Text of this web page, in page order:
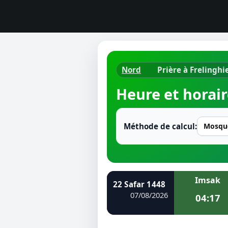
Horaires
Heure de
Ramadan
Nord Prière à
Heure et
Méthode de calcul:
22 Safar 1448
07/08/2026
Imsak
04:17